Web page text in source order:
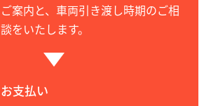
ご案内と、車両引き渡し時期のご相
談をいたします。
お支払い